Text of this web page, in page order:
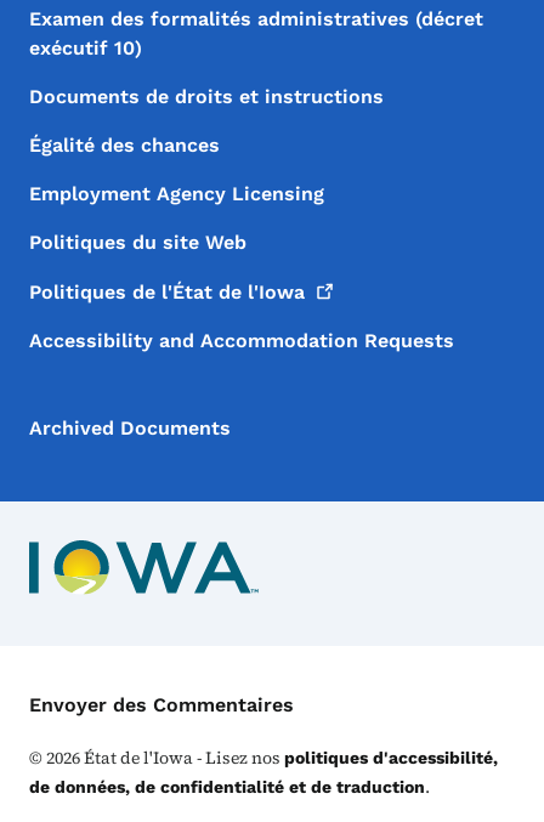
Examen des formalités administratives (décret
exécutif 10)
Documents de droits et instructions
Égalité des chances
Employment Agency Licensing
Politiques du site Web
Politiques de l'État de l'Iowa
Accessibility and Accommodation Requests
Archived Documents
Menu de Contact
Envoyer des Commentaires
©2026État de l'Iowa - Lisez nos politiques d'accessibilité,
de données, de confidentialité et de traduction.